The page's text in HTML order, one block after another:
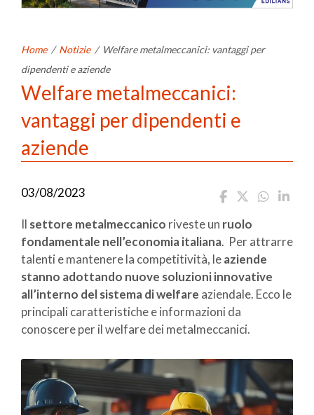
Home / Notizie / Welfare metalmeccanici: vantaggi per
dipendenti e aziende
Welfare metalmeccanici:
vantaggi per dipendenti e
aziende
03/08/2023
Il settore metalmeccanico riveste un ruolo
fondamentale nell’economia italiana. Per attrarre
talenti e mantenere la competitività, leaziende
stanno adottando nuove soluzioni innovative
all’interno del sistema di welfare aziendale. Ecco le
principali caratteristiche e informazioni da
conoscere per il welfare dei metalmeccanici.